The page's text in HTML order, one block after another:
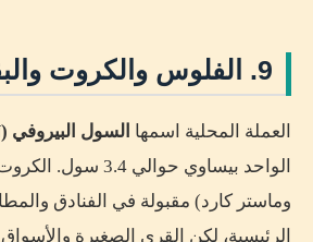
9. الفلوس والكروت والبقشيش
العملة المحلية اسمها السول البيروفي (PEN)
الواحد بيساوي حوالي 3.4
وماستر كارد) مقبولة في الفنادق
الرئيسية، لكن القرى الصغيرة